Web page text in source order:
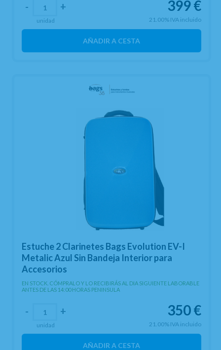
399€
21.00% IVA incluido
- +
unidad
AÑADIR A CESTA
Estuche 2 Clarinetes Bags Evolution EV-I
Metalic Azul Sin Bandeja Interior para
Accesorios
EN STOCK. CÓMPRALO Y LO RECIBIRÁS AL DIA SIGUIENTE LABORABLE
ANTES DE LAS 14:00 HORAS PENINSULA
350€
21.00% IVA incluido
- +
unidad
AÑADIR A CESTA